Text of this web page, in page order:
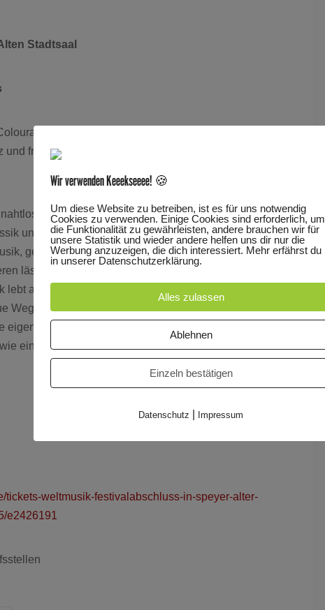
Stadtsaal
Musikerinnen und Musiker der Deutschen
freiberufliche, nichtwestliche Talente folgten dem
in kraftvolle und leidenschaftliche
und arabische Musik treffen hier auf
getragen von einer dynamischen
lässt und Grenzen mühelos überschreitet.
auf, wenn sie Grenzen überschreitet,
Wege beschreitet. Inzwischen hat sich Colourage neben
Identität erschaffen. Zusammen will das
ein gemeinsames Wir in einer bunten Gesellschaft
tickets-weltmusik-festivalabschluss-in-speyer-alter-
e2426191
Wir verwenden Keeekseeee! 🍪
Um diese Website zu betreiben, ist es für uns notwendig
Cookies zu verwenden. Einige Cookies sind erforderlich, um
die Funktionalität zu gewährleisten, andere brauchen wir für
unsere Statistik und wieder andere helfen uns dir nur die
Werbung anzuzeigen, die dich interessiert. Mehr erfährst du
in unserer Datenschutzerklärung.
Alles zulassen
Ablehnen
Einzeln bestätigen
Datenschutz Impressum